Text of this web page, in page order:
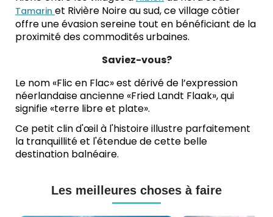
Tamarin et Rivière Noire au sud, ce village côtier
offre une évasion sereine tout en bénéficiant de la
proximité des commodités urbaines.
Saviez-vous?
Le nom «Flic en Flac» est dérivé de l’expression
néerlandaise ancienne «Fried Landt Flaak», qui
signifie «terre libre et plate».
Ce petit clin d'œil à l'histoire illustre parfaitement
la tranquillité et l'étendue de cette belle
destination balnéaire.
Les meilleures choses à faire